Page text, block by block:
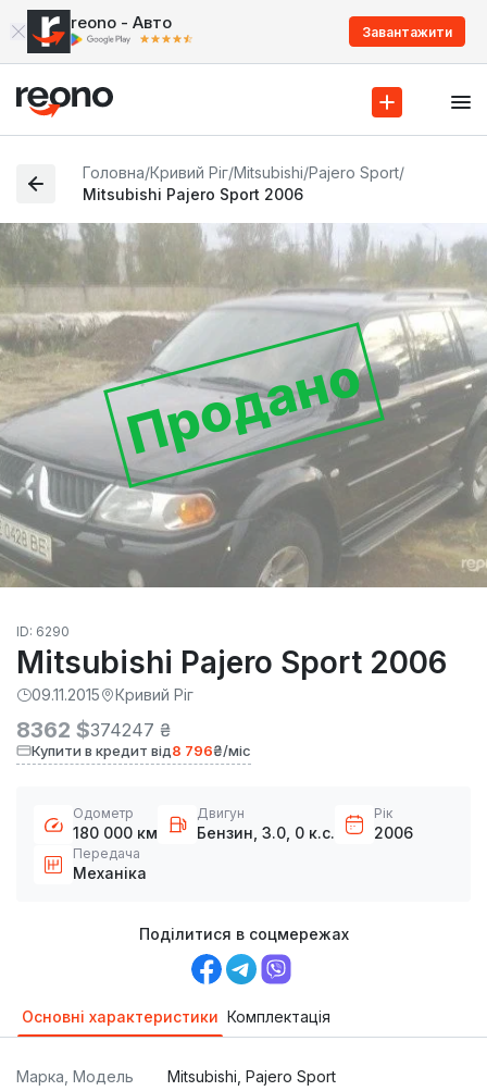
reono - Авто Завантажити
Головна/Кривий Ріг/Mitsubishi/Pajero Sport/
Mitsubishi Pajero Sport 2006
Продано
ID: 6290
Mitsubishi Pajero Sport 2006
09.11.2015 Кривий Ріг
8362 $374247 ₴
Купити в кредит від8 796₴/міс
Одометр
180 000 км
Двигун
Бензин, 3.0, 0 к.с.
Рік
2006
Передача
Механіка
Поділитися в соцмережах
Основні характеристики Комплектація
Марка, Модель Mitsubishi, Pajero Sport